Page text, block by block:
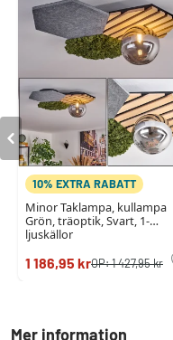
10% EXTRA RABATT
Minor Taklampa, kullampa
Grön, träoptik, Svart, 1-
ljuskällor
1 186,95 krOP:1 427,95 kr
Mer information